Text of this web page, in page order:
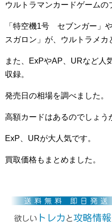
ウルトラマンカードゲームの
「特空機1号 セブンガー」
スガロン」が、ウルトラメカ
また、ExPやAP、URなど人
収録。
発売日の相場を調べました。
高額カードはあるのでしょう
ExP、URが大人気です。
買取価格もまとめました。